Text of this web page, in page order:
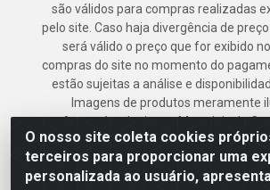
O nosso site coleta cookies
terceiros para proporcionar uma
personalizada ao usuário,
são válidos para compras realizadas
pelo site. Caso haja divergência de
será válido o preço que for exibido
compras do site no momento do
estão sujeitas a análise e
Imagens de produtos meramente
Armazém Jenipapo Materiais de
Geral LTDA - Rua das Flores, 2691 -
Recife/PE - CEP 52.291-630 -
41.097.379/0001-